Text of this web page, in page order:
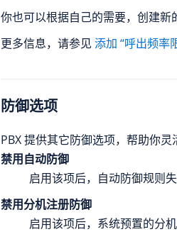
你也可以根据自己的需要，创建新
更多信息，请参见 添加 “呼出频率
防御选项
PBX 提供其它防御选项，帮助你灵
禁用自动防御
启用该项后，自动防御规则失
禁用分机注册防御
启用该项后，系统预置的分